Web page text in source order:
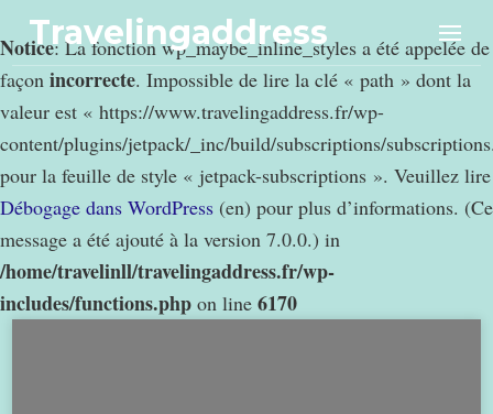
Notice: La fonction wp_maybe_inline_styles a été appelée de
façon incorrecte. Impossible de lire la clé « path » dont la
valeur est « https://www.travelingaddress.fr/wp-
content/plugins/jetpack/_inc/build/subscriptions/
pour la feuille de style « jetpack-subscriptions ». Veuillez lire
Débogage dans WordPress (en) pour plus d’informations. (Ce
message a été ajouté à la version 7.0.0.) in
/home/travelinll/travelingaddress.fr/wp-
includes/functions.php on line 6170
Travelingaddress